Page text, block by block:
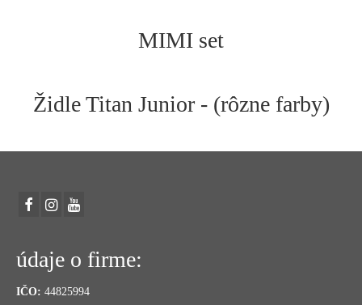
MIMI set
Židle Titan Junior - (rôzne farby)
údaje o firme:
IČO: 44825994